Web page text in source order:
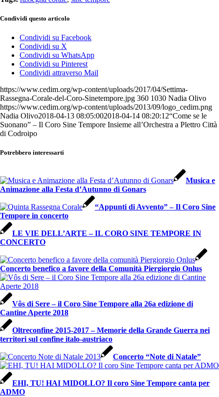
Condividi questo articolo
Condividi su Facebook
Condividi su X
Condividi su WhatsApp
Condividi su Pinterest
Condividi attraverso Mail
https://www.cedim.org/wp-content/uploads/2017/04/Settima-
Rassegna-Corale-del-Coro-Sinetempore.jpg 360 1030 Nadia Olivo
https://www.cedim.org/wp-content/uploads/2013/09/logo_cedim.png
Nadia Olivo2018-04-13 08:05:002018-04-14 08:20:12“Come se le
Suonano” – Il Coro Sine Tempore Insieme all’Orchestra a Plettro Città
di Codroipo
Potrebbero interessarti
Musica e
Animazione alla Festa d’Autunno di Gonars
“Appunti di Avvento” – Il Coro Sine
Tempore in concerto
LE VIE DELL’ARTE – IL CORO SINE TEMPORE IN
CONCERTO
Concerto benefico a favore della Comunità Piergiorgio Onlus
Vôs di Sere – il Coro Sine Tempore alla 26a edizione di
Cantine Aperte 2018
Oltreconfine 2015-2017 – Memorie della Grande Guerra nei
territori sul confine italo-austriaco
Concerto “Note di Natale”
EHI, TU! HAI MIDOLLO? Il coro Sine Tempore canta per
ADMO